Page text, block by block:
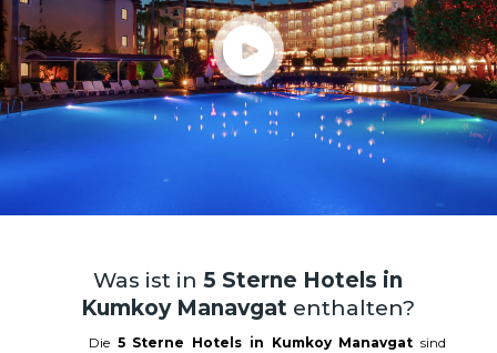
Was ist in5 Sterne Hotels in
Kumkoy Manavgat enthalten?
Die 5 Sterne Hotels in Kumkoy Manavgatsind